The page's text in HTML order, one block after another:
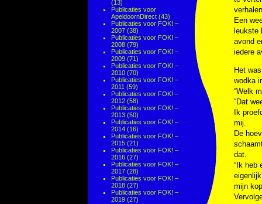
(13)
Publicaties voor
ApeldoornDirect (43)
Publicaties voor FOK! –
2007 (38)
Publicaties voor FOK! –
2008 (79)
Publicaties voor FOK! –
2009 (71)
Publicaties voor FOK! –
2010 (70)
Publicaties voor FOK! –
2011 (59)
Publicaties voor FOK! –
2012 (58)
Publicaties voor FOK! –
2013 (50)
Publicaties voor FOK! –
2014 (16)
Publicaties voor FOK! –
2015 (21)
Publicaties voor FOK! –
2016 (27)
Publicaties voor FOK! –
2017 (28)
Publicaties voor FOK! –
2018 (27)
Publicaties voor FOK! –
2019 (27)
Een
leukste
avond
iedere
Het
wodka
“Welk
“Dat
Ik
mij.
De
dat.
“Ik heb
mijn